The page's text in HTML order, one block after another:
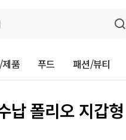
품 푸드 패션/뷰티
납 폴리오 지갑